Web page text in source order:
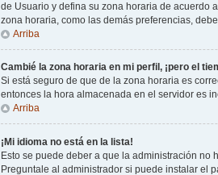
de Usuario y defina su zona horaria de acuerdo
zona horaria, como las demás preferencias,
Arriba
Cambié la zona horaria en mi perfil, ¡pero el
Si está seguro de que de la zona horaria es
entonces la hora almacenada en el servidor es
Arriba
¡Mi idioma no está en la lista!
Esto se puede deber a que la administración no
Preguntale al administrador si puede instalar el